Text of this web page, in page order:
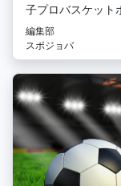
子プロバスケット
トも入手困難なほ
す。 そんなBリー
めには、選手の活
営スタッフの存在
一度はBリーグに
たの経験を活かせ
様々です！ ぜひ
編集部
スポジョバ